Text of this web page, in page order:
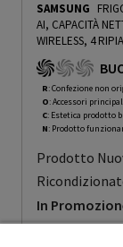
SAMSUNG
AI, CAPACITÀ
WIRELESS, 4
ANTRACITE,
GRADING ROCN -
R: Confezione non
O: Accessori
C: Estetica prodotto
N: Prodotto
Prodotto
In